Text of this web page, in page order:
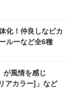
化！仲良しなピカ
ルーなど全6種
が風情を感じ
アカラー]」など